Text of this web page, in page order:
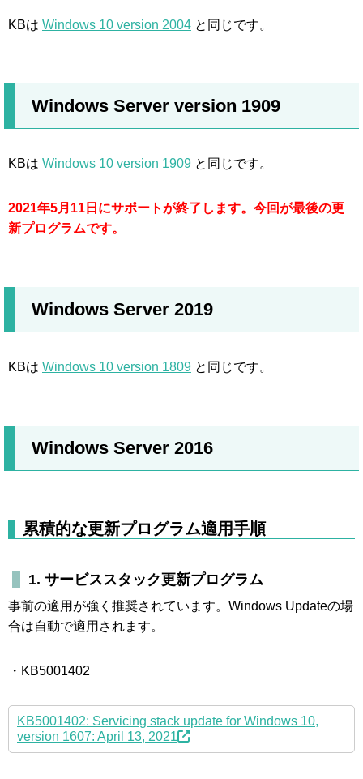
KBは Windows 10 version 2004 と同じです。
Windows Server version 1909
KBは Windows 10 version 1909 と同じです。
2021年5月11日にサポートが終了します。今回が最後の更
新プログラムです。
Windows Server 2019
KBは Windows 10 version 1809 と同じです。
Windows Server 2016
累積的な更新プログラム適用手順
1. サービススタック更新プログラム
事前の適用が強く推奨されています。Windows Updateの場
合は自動で適用されます。
・KB5001402
KB5001402: Servicing stack update for Windows 10,
version 1607: April 13, 2021